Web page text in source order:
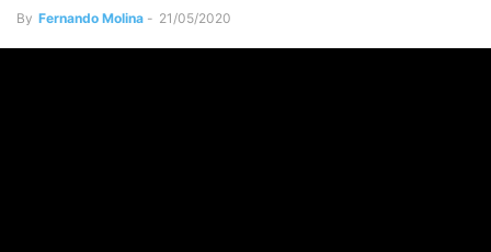
By Fernando Molina - 21/05/2020